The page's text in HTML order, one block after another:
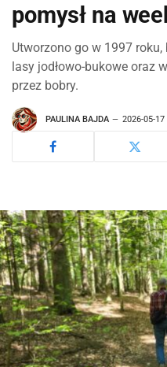
pomysł na
Utworzono go w 1997
lasy jodłowo-bukowe oraz
przez bobry.
PAULINA BAJDA 2026-05-17